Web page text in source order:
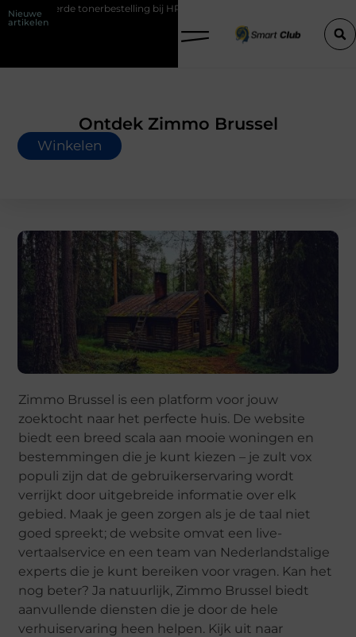
Nieuwe
artikelen
bij HP printers Onzichtbare sokken met maximaal comfort
Ontdek Zimmo Brussel
Winkelen
Zimmo Brussel is een platform voor jouw
zoektocht naar het perfecte huis. De website
biedt een breed scala aan mooie woningen en
bestemmingen die je kunt kiezen – je zult vox
populi zijn dat de gebruikerservaring wordt
verrijkt door uitgebreide informatie over elk
gebied. Maak je geen zorgen als je de taal niet
goed spreekt; de website omvat een live-
vertaalservice en een team van Nederlandstalige
experts die je kunt bereiken voor vragen. Kan het
nog beter? Ja natuurlijk, Zimmo Brussel biedt
aanvullende diensten die je door de hele
verhuiservaring heen helpen. Kijk uit naar